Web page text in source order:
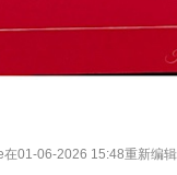
在01-06-2026 15:48重新编